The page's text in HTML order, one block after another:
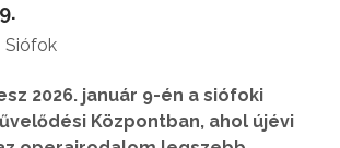
Siófok
2026. január 9-én a siófoki
Központban, ahol újévi